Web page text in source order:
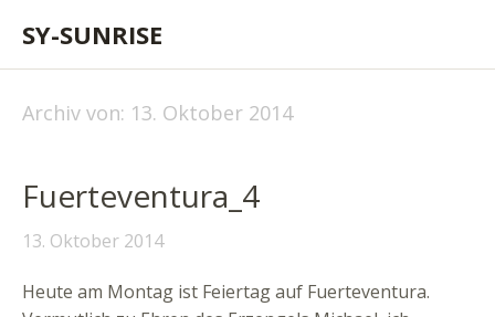
SY-SUNRISE
Archiv von: 13. Oktober 2014
Fuerteventura_4
13. Oktober 2014
Heute am Montag ist Feiertag auf Fuerteventura.